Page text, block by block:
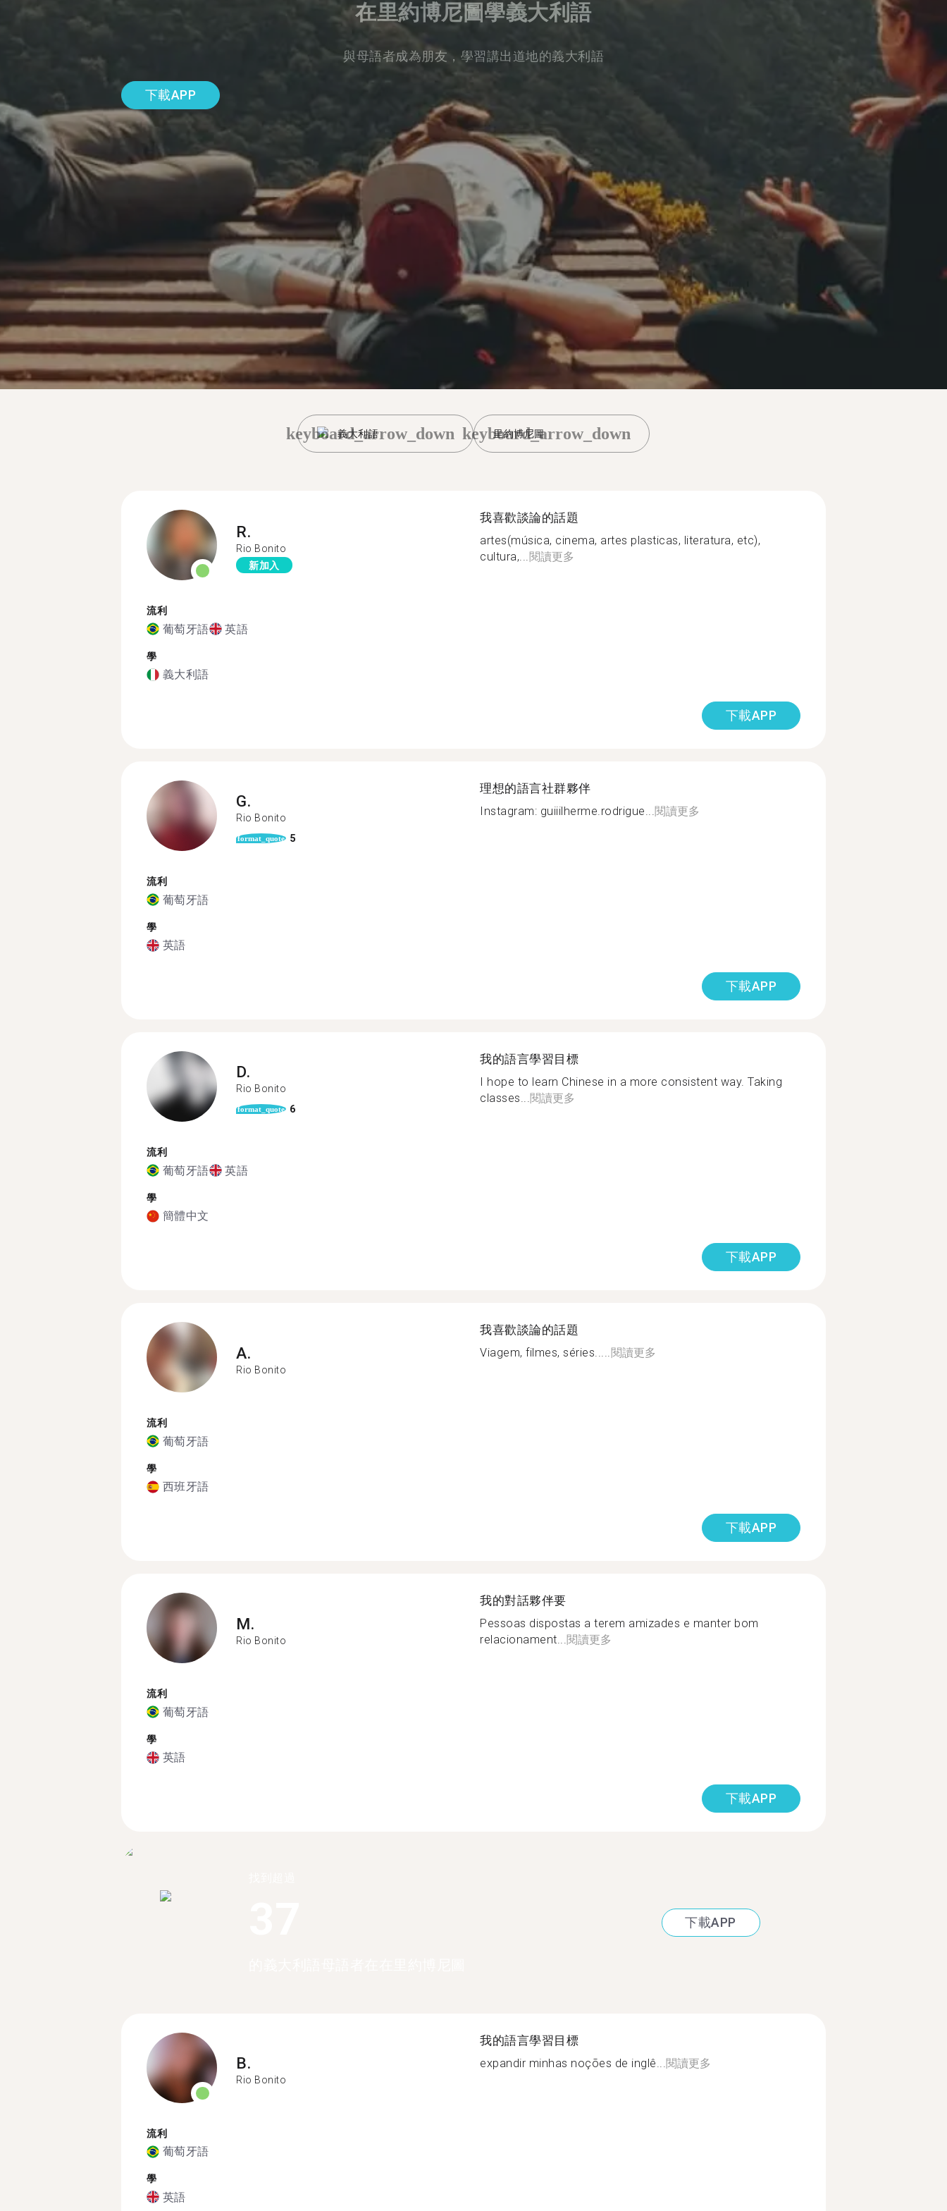
在里約博尼圖學義大利語
與母語者成為朋友，學習講出道地的義大利語
下載APP
義大利語
keyboard_arrow_down 里約博尼圖
keyboard_arrow_down
R.
Rio Bonito
新加入
流利
葡萄牙語 英語
學
義大利語
我喜歡談論的話題
artes(música, cinema, artes plasticas, literatura, etc),
cultura,...閱讀更多
下載APP
G.
Rio Bonito
format_quote 5
流利
葡萄牙語
學
英語
理想的語言社群夥伴
Instagram: guiiilherme.rodrigue...閱讀更多
下載APP
D.
Rio Bonito
format_quote 6
流利
葡萄牙語 英語
學
簡體中文
我的語言學習目標
I hope to learn Chinese in a more consistent way. Taking
classes...閱讀更多
下載APP
A.
Rio Bonito
流利
葡萄牙語
學
西班牙語
我喜歡談論的話題
Viagem, filmes, séries.....閱讀更多
下載APP
M.
Rio Bonito
流利
葡萄牙語
學
英語
我的對話夥伴要
Pessoas dispostas a terem amizades e manter bom
relacionament...閱讀更多
下載APP
下載APP
B.
Rio Bonito
流利
葡萄牙語
學
英語
我的語言學習目標
expandir minhas noções de inglê... 閱讀更多